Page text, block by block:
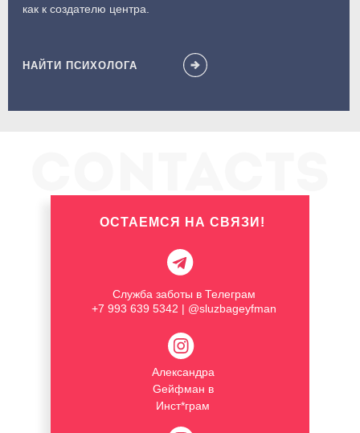
как к создателю центра.
НАЙТИ ПСИХОЛОГА
ОСТАЕМСЯ НА СВЯЗИ!
Служба заботы в Телеграм
+7 993 639 5342 | @sluzbageyfman
Александра
Gейфман в
Инст*грам